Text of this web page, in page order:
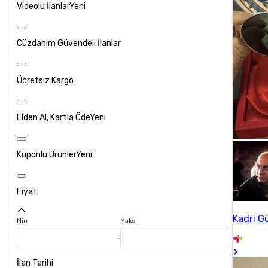
Videolu İlanlarYeni
Cüzdanım Güvendeli İlanlar
Ücretsiz Kargo
Elden Al, Kartla ÖdeYeni
Kuponlu ÜrünlerYeni
Fiyat
Min Maks
İlan Tarihi
Kadri